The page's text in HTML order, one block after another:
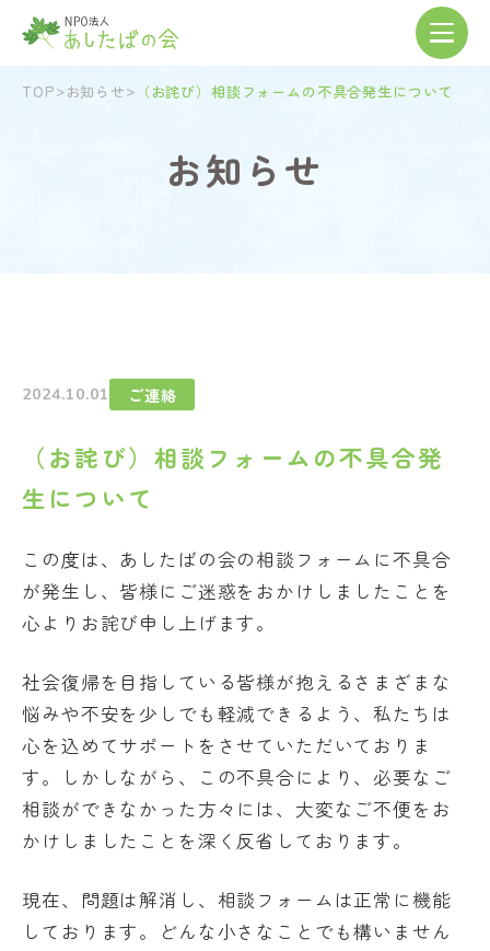
TOP>お知らせ> （お詫び）相談フォームの不具合発生について
お知 ら せ
2024.10.01 ご連絡
（お詫び）相談フォームの不具合発
生について
この度は、あしたばの会の相談フォームに不具合
が発生し、皆様にご迷惑をおかけしましたことを
心よりお詫び申し上げます。
社会復帰を目指している皆様が抱えるさまざまな
悩みや不安を少しでも軽減できるよう、私たちは
心を込めてサポートをさせていただいておりま
す。しかしながら、この不具合により、必要なご
相談ができなかった方々には、大変なご不便をお
かけしましたことを深く反省しております。
現在、問題は解消し、相談フォームは正常に機能
しております。どんな小さなことでも構いません